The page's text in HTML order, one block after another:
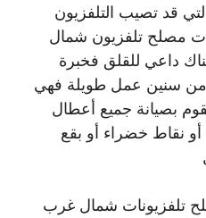
قد تصيب التلفزيون
مصلح تلفزيون شمال
داعي للقلق فخبرة
من سنين عمل طويلة فهي
بصيانة جميع أعطال
نقاط خضراء أو بقع
تلفزيونات شمال غرب